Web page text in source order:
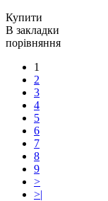
Купити
В закладки
порівняння
1
2
3
4
5
6
7
8
9
>
>|